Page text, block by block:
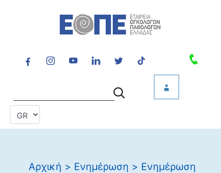
Αρχική > Ενημέρωση > Ενημέρωση